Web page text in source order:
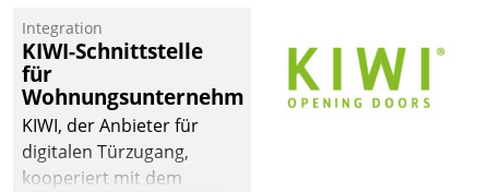
Integration
KIWI-Schnittstelle
für
Wohnungsunternehmen
KIWI, der Anbieter für
digitalen Türzugang,
kooperiert mit dem